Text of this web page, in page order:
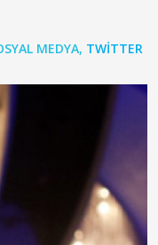
MEDYA, TWITTER